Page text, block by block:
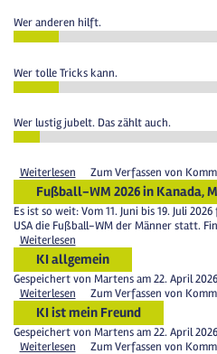
Wer anderen hilft.
Wer tolle Tricks kann.
Wer lustig jubelt. Das zählt auch.
Weiterlesen
Zum Verfassen von
Fußball-WM 2026 in Kanada,
Es ist so weit: Vom 11.Juni bis 19.Juli
USAdie Fußball-WM der Männer statt.
Weiterlesen
KI allgemein
Gespeichert von Martensam 22. April
Weiterlesen
Zum Verfassen von
KI ist mein Freund
Gespeichert von Martensam 22. April
Weiterlesen
Zum Verfassen von